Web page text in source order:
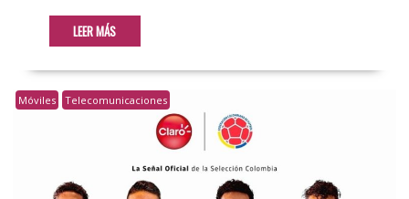
LEER MÁS
Móviles Telecomunicaciones